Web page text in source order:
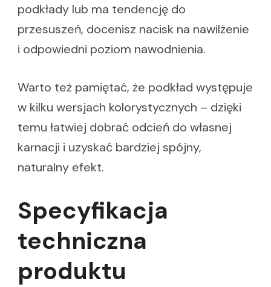
podkłady lub ma tendencję do
przesuszeń, docenisz nacisk na nawilżenie
i odpowiedni poziom nawodnienia.
Warto też pamiętać, że podkład występuje
w kilku wersjach kolorystycznych – dzięki
temu łatwiej dobrać odcień do własnej
karnacji i uzyskać bardziej spójny,
naturalny efekt.
Specyfikacja
techniczna
produktu